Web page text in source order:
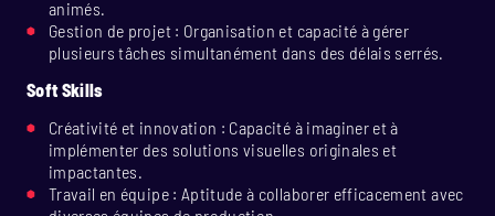
animés.
Gestion de projet : Organisation et capacité à gérer
plusieurs tâches simultanément dans des délais serrés.
Soft Skills
Créativité et innovation : Capacité à imaginer et à
implémenter des solutions visuelles originales et
impactantes.
Travail en équipe : Aptitude à collaborer efficacement avec